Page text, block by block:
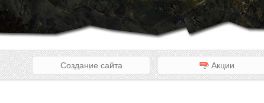
Создание сайта Акции